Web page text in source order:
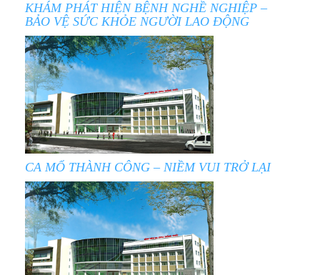
KHÁM PHÁT HIỆN BỆNH NGHỀ NGHIỆP –
BẢO VỆ SỨC KHỎE NGƯỜI LAO ĐỘNG
CA MỔ THÀNH CÔNG – NIỀM VUI TRỞ LẠI